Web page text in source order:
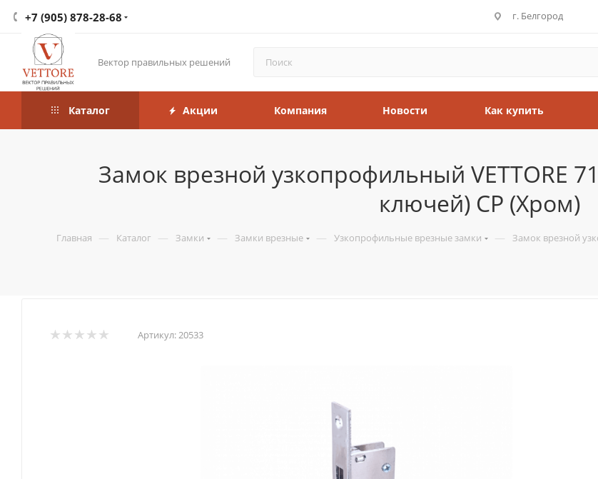
+7 (905) 878-28-68 г. Белгород
Вектор правильных решений
Каталог Акции Компания Новости Как купить
Замок врезной узкопрофильный VETTORE
ключей) CP (Хром)
Главная — Каталог — Замки — Замки врезные — Узкопрофильные врезные замки — Замок врезной
Артикул:20533